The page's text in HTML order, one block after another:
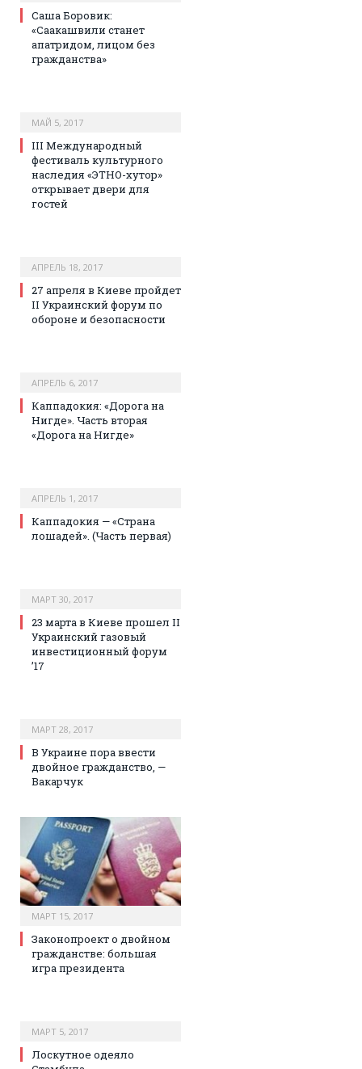
Саша Боровик:
«Саакашвили станет
апатридом, лицом без
гражданства»
МАЙ 5, 2017
III Международный
фестиваль культурного
наследия «ЭТНО-хутор»
открывает двери для
гостей
АПРЕЛЬ 18, 2017
27 апреля в Киеве пройдет
II Украинский форум по
обороне и безопасности
АПРЕЛЬ 6, 2017
Каппадокия: «Дорога на
Нигде». Часть вторая
«Дорога на Нигде»
АПРЕЛЬ 1, 2017
Каппадокия — «Страна
лошадей». (Часть первая)
МАРТ 30, 2017
23 марта в Киеве прошел II
Украинский газовый
инвестиционный форум
’17
МАРТ 28, 2017
В Украине пора ввести
двойное гражданство, —
Вакарчук
МАРТ 15, 2017
Законопроект о двойном
гражданстве: большая
игра президента
МАРТ 5, 2017
Лоскутное одеяло